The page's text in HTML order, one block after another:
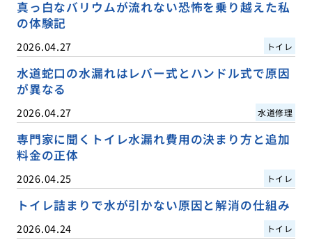
真っ白なバリウムが流れない恐怖を乗り越えた私
の体験記
2026.04.27 トイレ
水道蛇口の水漏れはレバー式とハンドル式で原因
が異なる
2026.04.27 水道修理
専門家に聞くトイレ水漏れ費用の決まり方と追加
料金の正体
2026.04.25 トイレ
トイレ詰まりで水が引かない原因と解消の仕組み
2026.04.24 トイレ